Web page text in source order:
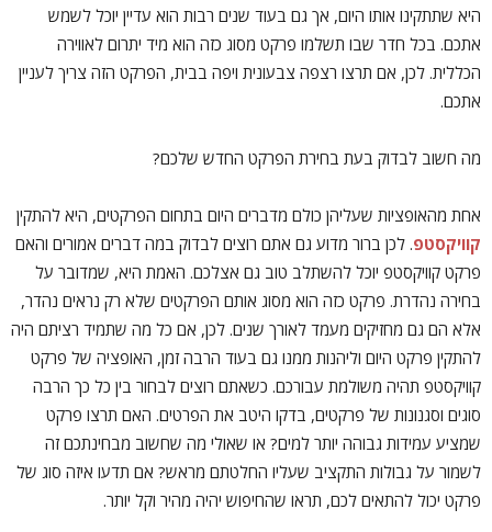
היא שתתקינו אותו היום, אך גם בעוד שנים רבות הוא עדיין יוכל לשמש
אתכם. בכל חדר שבו תשלמו פרקט מסוג כזה הוא מיד יתרום לאווירה
הכללית. לכן, אם תרצו רצפה צבעונית ויפה בבית, הפרקט הזה צריך לעניין
אתכם.
מה חשוב לבדוק בעת בחירת הפרקט החדש שלכם?
אחת מהאופציות שעליהן כולם מדברים היום בתחום הפרקטים, היא להתקין
קוויקסטפ. לכן ברור מדוע גם אתם רוצים לבדוק במה דברים אמורים והאם
פרקט קוויקסטפ יוכל להשתלב טוב גם אצלכם. האמת היא, שמדובר על
בחירה נהדרת. פרקט כזה הוא מסוג אותם הפרקטים שלא רק נראים נהדר,
אלא הם גם מחזיקים מעמד לאורך שנים. לכן, אם כל מה שתמיד רציתם היה
להתקין פרקט היום וליהנות ממנו גם בעוד הרבה זמן, האופציה של פרקט
קוויקסטפ תהיה משולמת עבורכם. כשאתם רוצים לבחור בין כל כך הרבה
סוגים וסגנונות של פרקטים, בדקו היטב את הפרטים. האם תרצו פרקט
שמציע עמידות גבוהה יותר למים? או שאולי מה שחשוב מבחינתכם זה
לשמור על גבולות התקציב שעליו החלטתם מראש? אם תדעו איזה סוג של
פרקט יכול להתאים לכם, תראו שהחיפוש יהיה מהיר וקל יותר.